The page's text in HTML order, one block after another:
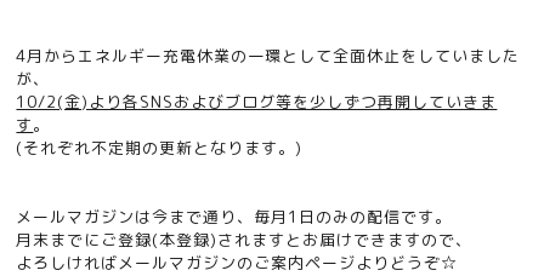
4月からエネルギー充電休業の一環として全面休止をしていました
が、
10/2(金)より各SNSおよびブログ等を少しずつ再開していきま
す。
(それぞれ不定期の更新となります。)
メールマガジンは今まで通り、毎月1日のみの配信です。
月末までにご登録(本登録)されますとお届けできますので、
よろしければメールマガジンのご案内ページよりどうぞ☆